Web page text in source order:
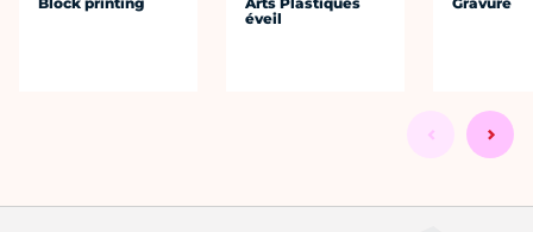
éveil